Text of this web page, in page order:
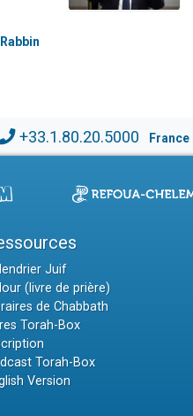
+33.1.80.20.5000 France
Juif
(livre de prière)
de Chabbath
Torah-Box
Torah-Box
Version